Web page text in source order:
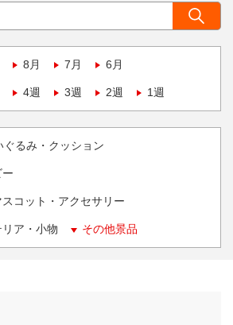
8月 7月 6月
4週 3週 2週 1週
ぐるみ・クッション
コット・アクセサリー
ア・小物 その他景品